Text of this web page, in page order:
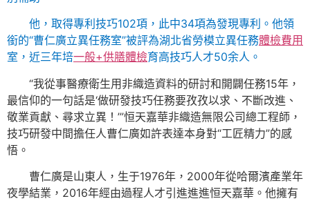
他，取得專利技巧102項，此中34項為發現專利。他領
銜的“曹仁廣立異任務室”被評為湖北省勞模立異任務體檢費用
室，近三年培一般+供膳體檢育高技巧人才50余人。
“我從事醫療衛生用非織造資料的研討和開闢任務15年，
最信仰的一句話是‘做研發技巧任務要孜孜以求、不斷改進、
敬業貢獻、尋求立異！’”恒天嘉華非織造無限公司總工程師，
技巧研發中間擔任人曹仁廣如許表達本身對“工匠精力”的感
悟。
曹仁廣是山東人，生于1976年，2000年從哈爾濱產業年
夜學結業，2016年經由過程人才引進進進恒天嘉華。他擁有